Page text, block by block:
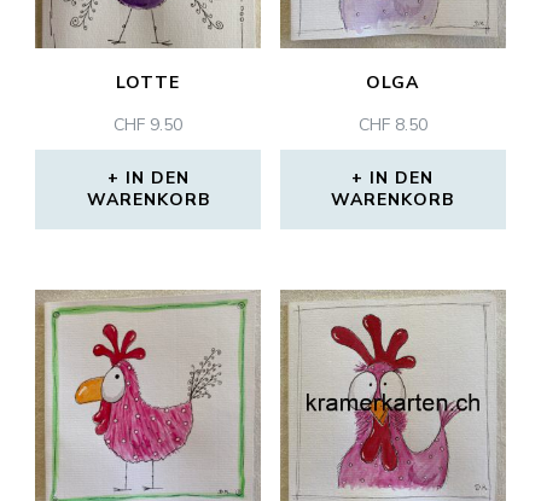
LOTTE
CHF 9.50
IN DEN
WARENKORB
OLGA
CHF8.50
IN DEN
WARENKORB